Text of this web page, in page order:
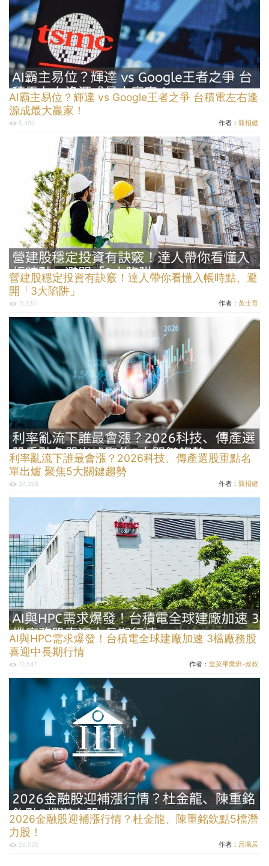
AI霸主易位？輝達 vs Google王者之爭 台積電左右逢
源成最大贏家！
5,480 作者： 龔招健
營建股穩定投資有訣竅！達人帶你看懂入帳時點、避
開「3大陷阱」
11,330 作者： 黃士育
利率亂流下誰最會漲？2026科技、傳產選股重點名
單出爐 聚焦5大關鍵趨勢
34,368 作者： 龔招健
AI與HPC需求爆發！台積電全球建廠加速 3檔廠務股
喜迎中長期行情
10,547 作者： 韭菜畢業班-叔叔
2026金融股迎補漲行情？杜金龍、陳重銘欽點5檔潛
力股！
26,035 作者： 呂珮辰